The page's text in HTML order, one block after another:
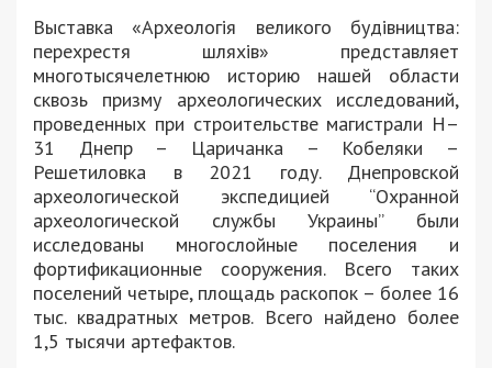
Выставка «Археологія великого будівництва:
перехрестя шляхів» представляет
многотысячелетнюю историю нашей области
сквозь призму археологических исследований,
проведенных при строительстве магистрали Н–
31 Днепр – Царичанка – Кобеляки –
Решетиловка в 2021 году. Днепровской
археологической экспедицией “Охранной
археологической службы Украины” были
исследованы многослойные поселения и
фортификационные сооружения. Всего таких
поселений четыре, площадь раскопок – более 16
тыс. квадратных метров. Всего найдено более
1,5 тысячи артефактов.